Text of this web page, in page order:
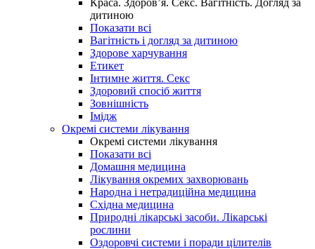
Краса. Здоров’я. Секс. Вагітність. Догляд за
дитиною
Показати всі
Вагітність і догляд за дитиною
Здорове харчування
Етикет
Інтимне життя. Секс
Здоровий спосіб життя
Зовнішність
Імідж
Окремі системи лікування
Окремі системи лікування
Показати всі
Домашня медицина
Лікування окремих захворювань
Народна і нетрадиційна медицина
Східна медицина
Природні лікарські засоби. Лікарські
рослини
Оздоровчі системи і поради цілителів